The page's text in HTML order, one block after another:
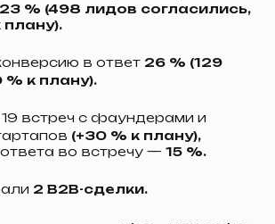
23 % (498 лидов согласились,
плану).
в ответ 26 % (129
% к плану).
встреч с фаундерами и
(+30 % к плану),
во встречу — 15 %.
2 B2B-сделки.
кнопку, вы даёте
обработку своих